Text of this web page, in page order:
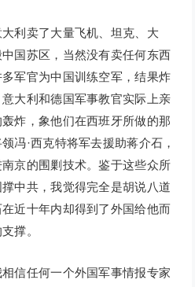
卖了大量飞机、坦克、大
国苏区，当然没有卖任何东西
军官为中国训练空军，结果炸
大利和德国军事教官实际上亲
炸，象他们在西班牙所做的那
冯·西克特将军去援助蒋介石，
京的围剿技术。鉴于这些众所
中共，我觉得完全是胡说八道
近十年内却得到了外国给他而
撑。
任何一个外国军事情报专家